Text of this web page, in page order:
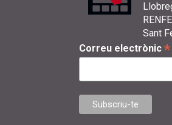
Sant
Correu electrònic *